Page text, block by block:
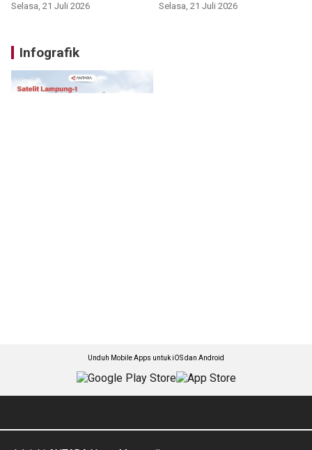
Selasa, 21 Juli 2026 Selasa, 21 Juli 2026
Infografik
Unduh Mobile Apps untuk iOS dan Android